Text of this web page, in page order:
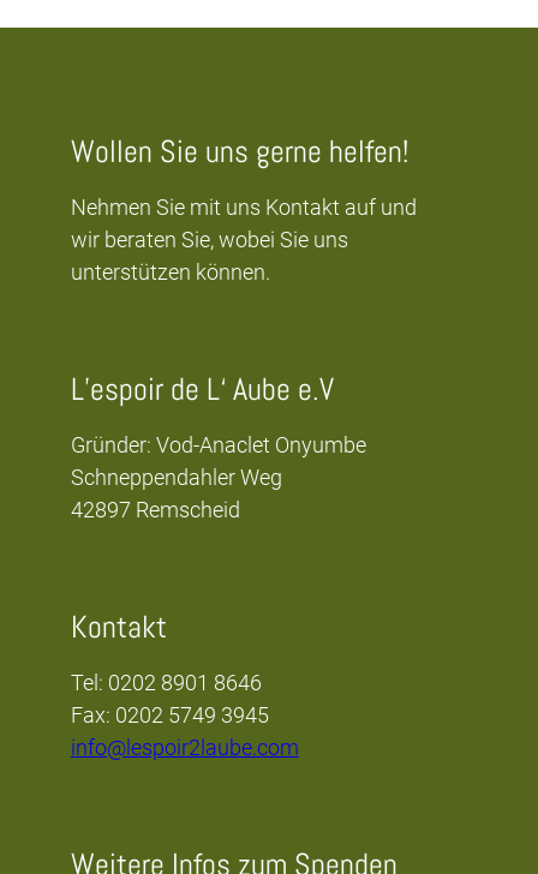
Wollen Sie uns gerne helfen!
Nehmen Sie mit uns Kontakt auf und
wir beraten Sie, wobei Sie uns
unterstützen können.
L’espoir de L‘ Aube e.V
Gründer: Vod-Anaclet Onyumbe
Schneppendahler Weg
42897 Remscheid
Kontakt
Tel: 0202 8901 8646
Fax: 0202 5749 3945
info@lespoir2laube.com
Weitere Infos zum Spenden